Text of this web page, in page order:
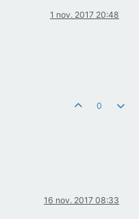
1 nov. 2017 20:48
0
16 nov. 2017 08:33